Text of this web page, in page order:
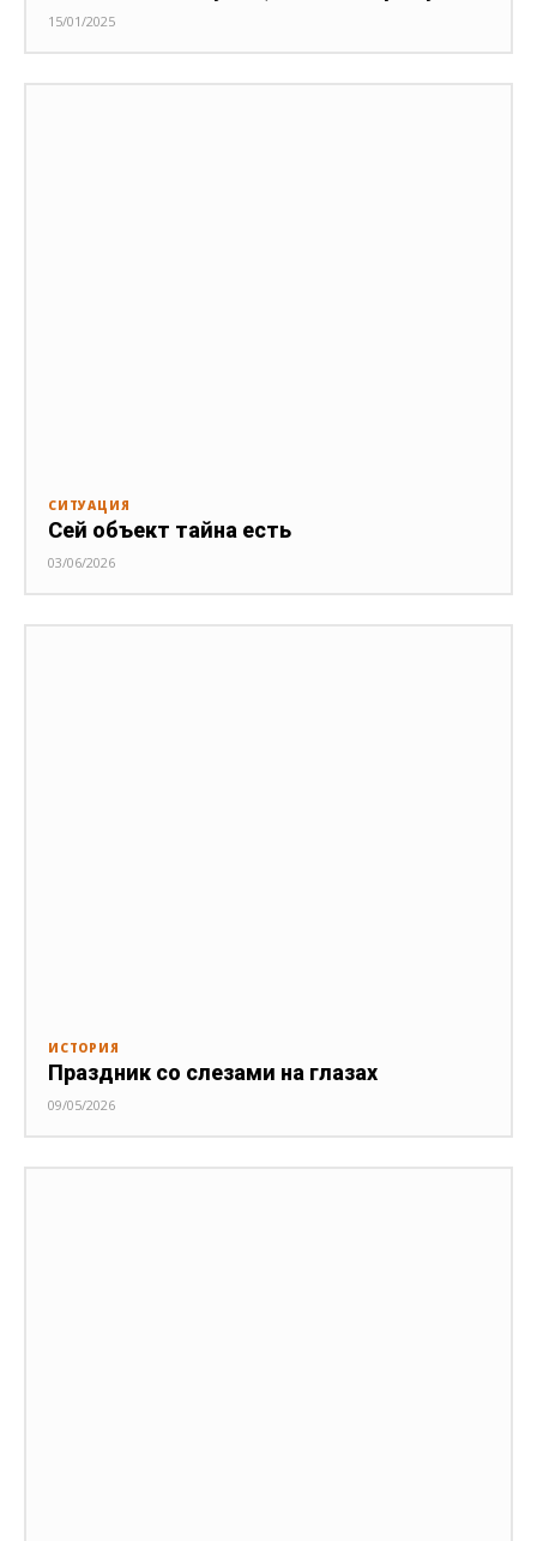
15/01/2025
СИТУАЦИЯ
Сей объект тайна есть
03/06/2026
ИСТОРИЯ
Праздник со слезами на глазах
09/05/2026